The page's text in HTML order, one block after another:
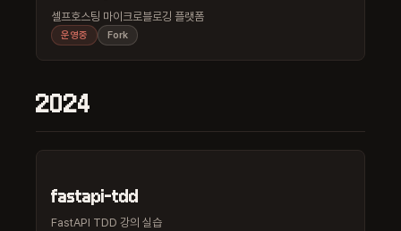
셀프호스팅 마이크로블로깅 플랫폼
운영중 Fork
2024
fastapi-tdd
FastAPI TDD 강의 실습